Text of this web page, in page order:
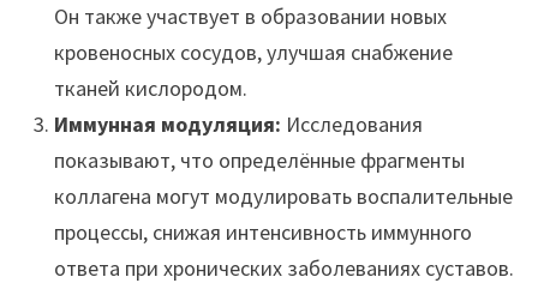
Он также участвует в образовании новых
кровеносных сосудов, улучшая снабжение
тканей кислородом.
Иммунная модуляция: Исследования
показывают, что определённые фрагменты
коллагена могут модулировать воспалительные
процессы, снижая интенсивность иммунного
ответа при хронических заболеваниях суставов.